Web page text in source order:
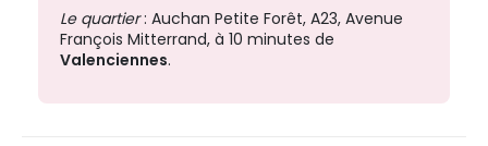
Le quartier: Auchan Petite Forêt, A23, Avenue
François Mitterrand, à 10 minutes de
Valenciennes.